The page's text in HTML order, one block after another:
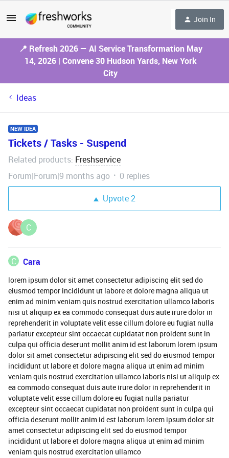
Join In
📍 Refresh 2026 — AI Service Transformation May
14, 2026 | Convene 30 Hudson Yards, New York
City
Ideas
NEW IDEA
Tickets / Tasks - Suspend
Related products: Freshservice
Forum|Forum|9 months ago
0 replies
Upvote2
C
C Cara
lorem ipsum dolor sit amet consectetur adipiscing elit sed do
eiusmod tempor incididunt ut labore et dolore magna aliqua ut
enim ad minim veniam quis nostrud exercitation ullamco laboris
nisi ut aliquip ex ea commodo consequat duis aute irure dolor in
reprehenderit in voluptate velit esse cillum dolore eu fugiat nulla
pariatur excepteur sint occaecat cupidatat non proident sunt in
culpa qui officia deserunt mollit anim id est laborum lorem ipsum
dolor sit amet consectetur adipiscing elit sed do eiusmod tempor
incididunt ut labore et dolore magna aliqua ut enim ad minim
veniam quis nostrud exercitation ullamco laboris nisi ut aliquip ex
ea commodo consequat duis aute irure dolor in reprehenderit in
voluptate velit esse cillum dolore eu fugiat nulla pariatur
excepteur sint occaecat cupidatat non proident sunt in culpa qui
officia deserunt mollit anim id est laborum lorem ipsum dolor sit
amet consectetur adipiscing elit sed do eiusmod tempor
incididunt ut labore et dolore magna aliqua ut enim ad minim
veniam quis nostrud exercitation ullamco